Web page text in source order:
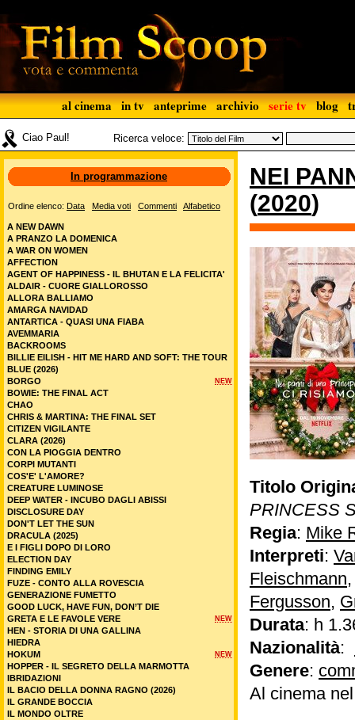
al cinema in tv anteprime archivio serie tv blog
Ciao Paul! Ricerca veloce:
NEI
(2020)
Titolo
PRINCESS
Regia: Mike
Interpreti:
Fleischmann
Fergusson,
Durata: h
Nazionalità:
Genere:
Al cinema
In programmazione
Ordine elenco: Data Media voti Commenti Alfabetico
A NEW DAWN
A PRANZO LA DOMENICA
A WAR ON WOMEN
AFFECTION
AGENT OF HAPPINESS - IL BHUTAN E LA FELICITA'
ALDAIR - CUORE GIALLOROSSO
ALLORA BALLIAMO
AMARGA NAVIDAD
ANTARTICA - QUASI UNA FIABA
AVEMMARIA
BACKROOMS
BILLIE EILISH - HIT ME HARD AND SOFT: THE TOUR
BLUE (2026)
NEW
BORGO
BOWIE: THE FINAL ACT
CHAO
CHRIS & MARTINA: THE FINAL SET
CITIZEN VIGILANTE
CLARA (2026)
CON LA PIOGGIA DENTRO
CORPI MUTANTI
COS'E' L'AMORE?
CREATURE LUMINOSE
DEEP WATER - INCUBO DAGLI ABISSI
DISCLOSURE DAY
DON'T LET THE SUN
DRACULA (2025)
E I FIGLI DOPO DI LORO
ELECTION DAY
FINDING EMILY
FUZE - CONTO ALLA ROVESCIA
GENERAZIONE FUMETTO
GOOD LUCK, HAVE FUN, DON’T DIE
NEW
GRETA E LE FAVOLE VERE
HEN - STORIA DI UNA GALLINA
HIEDRA
NEW
HOKUM
HOPPER - IL SEGRETO DELLA MARMOTTA
IBRIDAZIONI
IL BACIO DELLA DONNA RAGNO (2026)
IL GRANDE BOCCIA
IL MONDO OLTRE